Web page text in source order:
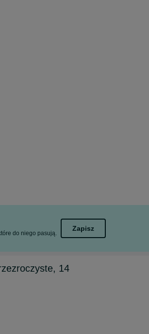
do niego pasują.
Zapisz
14